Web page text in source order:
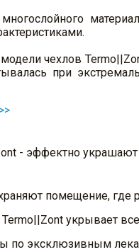
чехлов
при
- эффектно
помещение, где
укрывает
эксклюзивным